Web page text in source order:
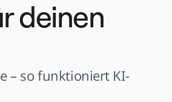
deinen
– so funktioniert KI-